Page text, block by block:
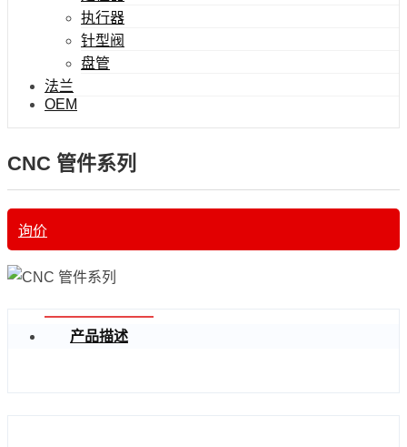
执行器
针型阀
盘管
法兰
OEM
CNC 管件系列
询价
产品描述